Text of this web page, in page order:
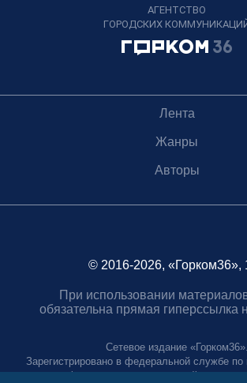
АГЕНТСТВО
ГОРОДСКИХ
Лента
Жанры
Авторы
© 2016-2026, «Горком36»,
При использовании
обязательна прямая гиперссылка
Сетевое издание «Горком36».
Зарегистрировано в федеральной службе
связи, информационных технологий и